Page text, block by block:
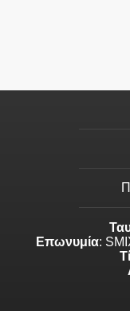
Επωνυμία: